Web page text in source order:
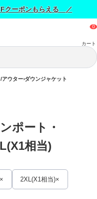
クーポンもらえる ／
カート
アウター ダウンジャケット
ポート・
相当)
2XL(X1相当)